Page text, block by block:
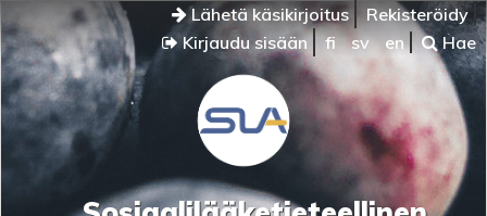
Lähetä käsikirjoitus
Rekisteröidy
Kirjaudu sisään
fi sv en Hae